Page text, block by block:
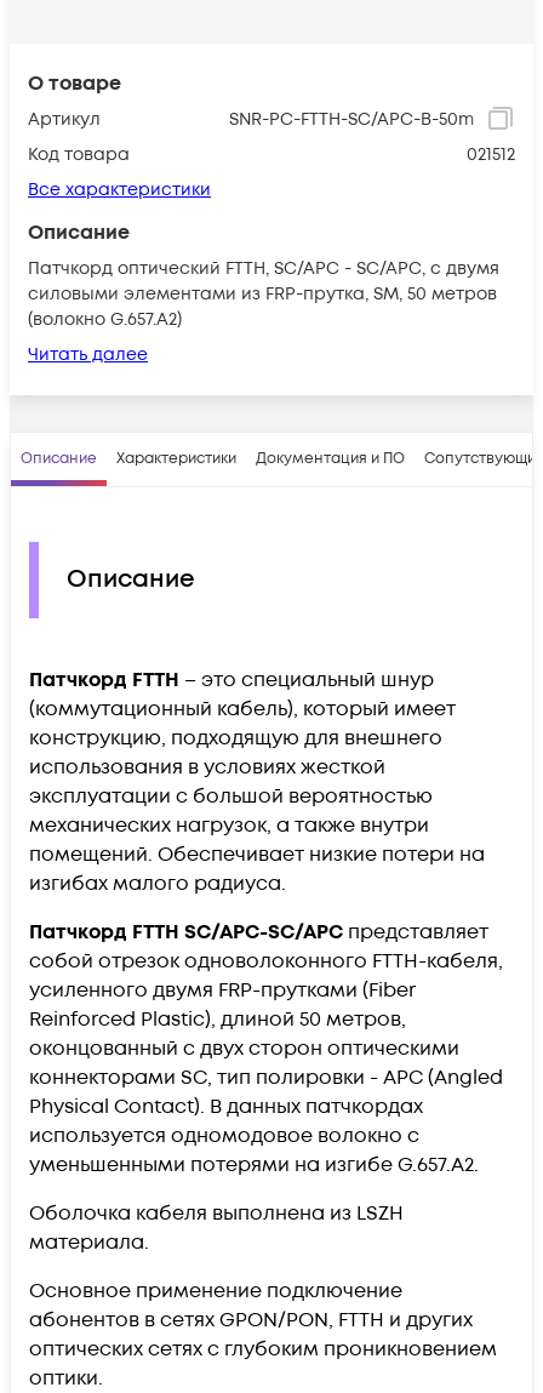
О товаре
Артикул
SNR-PC-FTTH-SC/APC-B-50m
Код товара
021512
Все характеристики
Описание
Патчкорд оптический FTTH, SC/APC - SC/APC, с двумя
силовыми элементами из FRP-прутка, SM, 50 метров
(волокно G.657.A2)
Читать далее
Описание Характеристики Документация и ПО
Описание
Патчкорд FTTH – это специальный шнур
(коммутационный кабель), который имеет
конструкцию, подходящую для внешнего
использования в условиях жесткой
эксплуатации с большой вероятностью
механических нагрузок, а также внутри
помещений. Обеспечивает низкие потери на
изгибах малого радиуса.
Патчкорд FTTH SC/APC-SC/APC представляет
собой отрезок одноволоконного FTTH-кабеля,
усиленного двумя FRP-прутками (Fiber
Reinforced Plastic), длиной 50 метров,
оконцованный с двух сторон оптическими
коннекторами SC, тип полировки - APC (Angled
Physical Contact). В данных патчкордах
используется одномодовое волокно с
уменьшенными потерями на изгибе G.657.A2.
Оболочка кабеля выполнена из LSZH
материала.
Основное применение подключение
абонентов в сетях GPON/PON, FTTH и других
оптических сетях с глубоким проникновением
оптики.